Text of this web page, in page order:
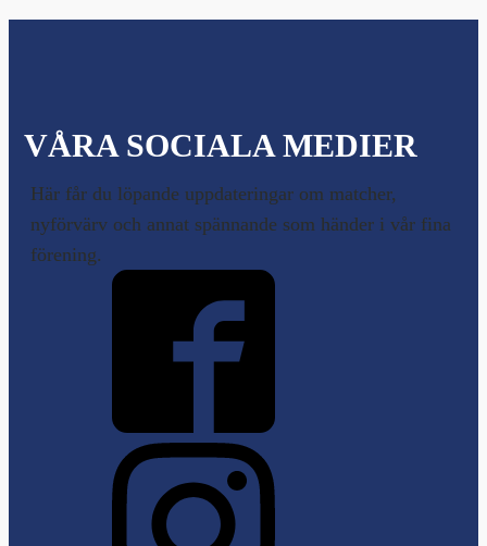
VÅRA SOCIALA MEDIER
Här får du löpande uppdateringar om matcher,
nyförvärv och annat spännande som händer i vår fina
förening.